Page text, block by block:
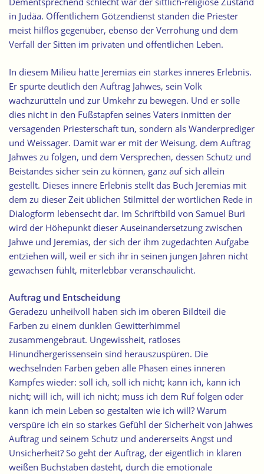
in Judäa. Öffentlichem Götzendienst standen die Priester
meist hilflos gegenüber, ebenso der Verrohung und dem
Verfall der Sitten im privaten und öffentlichen Leben.
In diesem Milieu hatte Jeremias ein starkes inneres Erlebnis.
Er spürte deutlich den Auftrag Jahwes, sein Volk
wachzurütteln und zur Umkehr zu bewegen. Und er solle
dies nicht in den Fußstapfen seines Vaters inmitten der
versagenden Priesterschaft tun, sondern als Wanderprediger
und Weissager. Damit war er mit der Weisung, dem Auftrag
Jahwes zu folgen, und dem Versprechen, dessen Schutz und
Beistandes sicher sein zu können, ganz auf sich allein
gestellt. Dieses innere Erlebnis stellt das Buch Jeremias mit
dem zu dieser Zeit üblichen Stilmittel der wörtlichen Rede in
Dialogform lebensecht dar. Im Schriftbild von Samuel Buri
wird der Höhepunkt dieser Auseinandersetzung zwischen
Jahwe und Jeremias, der sich der ihm zugedachten Aufgabe
entziehen will, weil er sich ihr in seinen jungen Jahren nicht
gewachsen fühlt, miterlebbar veranschaulicht.
Auftrag und Entscheidung
Geradezu unheilvoll haben sich im oberen Bildteil die
Farben zu einem dunklen Gewitterhimmel
zusammengebraut. Ungewissheit, ratloses
Hinundhergerissensein sind herauszuspüren. Die
wechselnden Farben geben alle Phasen eines inneren
Kampfes wieder: soll ich, soll ich nicht; kann ich, kann ich
nicht; will ich, will ich nicht; muss ich dem Ruf folgen oder
kann ich mein Leben so gestalten wie ich will? Warum
verspüre ich ein so starkes Gefühl der Sicherheit von Jahwes
Auftrag und seinem Schutz und andererseits Angst und
Unsicherheit? So geht der Auftrag, der eigentlich in klaren
weißen Buchstaben dasteht, durch die emotionale